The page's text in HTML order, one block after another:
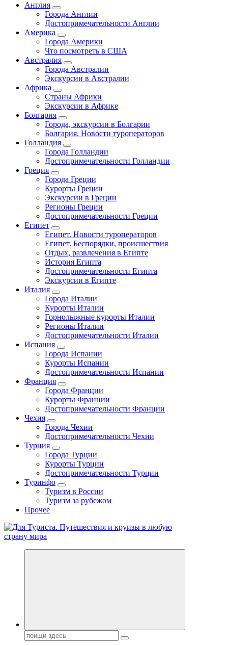
Англия
Города Англии
Достопримечательности Англии
Америка
Города Америки
Что посмотреть в США
Австралия
Города Австралии
Экскурсии в Австралии
Африка
Страны Африки
Экскурсии в Африке
Болгария
Города, экскурсии в Болгарии
Болгария. Новости туроператоров
Голландия
Города Голландии
Достопримечательности Голландии
Греция
Города Греции
Курорты Греции
Экскурсии в Греции
Регионы Греции
Достопримечательности Греции
Египет
Египет. Новости туроператоров
Египет. Беспорядки, происшествия
Отдых, развлечения в Египте
История Египта
Достопримечательности Египта
Экскурсии в Египте
Италия
Города Италии
Курорты Италии
Горнолыжные курорты Италии
Регионы Италии
Достопримечательности Италии
Испания
Города Испании
Курорты Испании
Достопримечательности Испании
Франция
Города Франции
Курорты Франции
Достопримечательности Франции
Чехия
Города Чехии
Достопримечательности Чехии
Турция
Города Турции
Курорты Турции
Достопримечательности Турции
Туринфо
Туризм в России
Туризм за рубежом
Прочее
Новости туризма, куда поехать на отдых, где провести отпуск.
Поиск: